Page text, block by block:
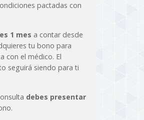
pactadas con
1 mes a contar desde
tu bono para
con el médico. El
seguirá siendo para ti
debes presentar